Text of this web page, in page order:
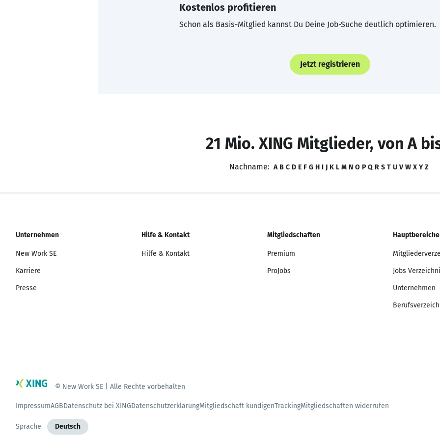
Kostenlos profitieren
Schon als Basis-Mitglied kannst Du Deine Job-Suche deutlich optimieren.
Jetzt registrieren
21 Mio. XING Mitglieder, von A
Nachname: A B C D E F G H I J K L M N O P Q R S T U V W X Y Z
Unternehmen
New Work SE
Karriere
Presse
Hilfe & Kontakt
Hilfe & Kontakt
Mitgliedschaften
Premium
ProJobs
Hauptbereiche
Jobs
Unternehmen
© New Work SE | Alle Rechte vorbehalten
ImpressumAGBDatenschutz bei XINGDatenschutzerklärungMitgliedschaft kündigenTrackingMitgliedschaften widerrufen
Sprache Deutsch